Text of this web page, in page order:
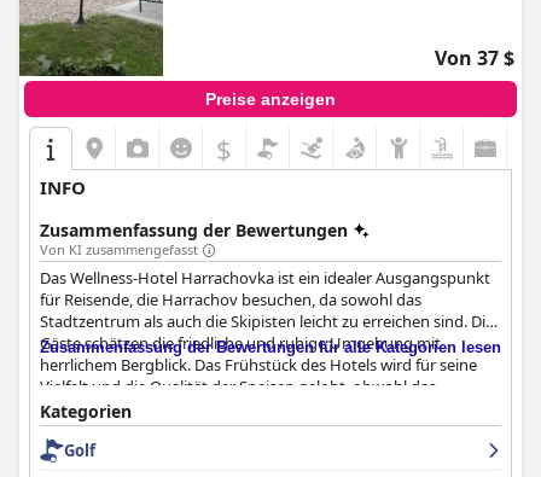
Von 37 $
Preise anzeigen
$
INFO
Zusammenfassung der Bewertungen
Von KI zusammengefasst
Das Wellness-Hotel Harrachovka ist ein idealer Ausgangspunkt
für Reisende, die Harrachov besuchen, da sowohl das
Stadtzentrum als auch die Skipisten leicht zu erreichen sind. Die
Gäste schätzen die friedliche und ruhige Umgebung mit
herrlichem Bergblick. Das Frühstück des Hotels wird für seine
Vielfalt und die Qualität der Speisen gelobt, obwohl das
Abendessen gemischte Kritiken erhielt. Die geräumigen und
sauberen Zimmer, das hilfsbereite und zuvorkommende
Personal und die Wellnesseinrichtungen, einschließlich des
Zusammenfassung der Bewertungen für alle Kategorien lesen
Kategorien
Golf